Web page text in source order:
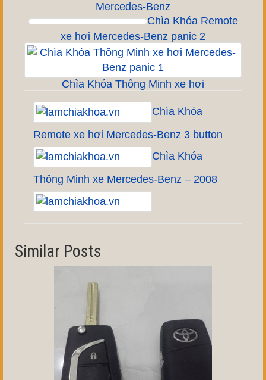
Mercedes-Benz
Chìa Khóa Remote
xe hơi Mercedes-Benz panic 2
Chìa Khóa Thông Minh xe hơi
Chìa Khóa
Remote xe hơi Mercedes-Benz 3 button
Chìa Khóa
Thông Minh xe Mercedes-Benz – 2008
Similar Posts